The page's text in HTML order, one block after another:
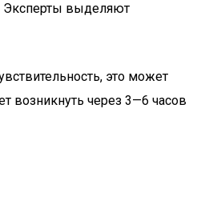
Эксперты выделяют
это может
возникнуть через 3—6 часов